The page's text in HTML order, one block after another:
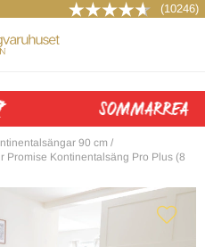
(10246)
LOGGA IN
90 cm /
Promise Kontinentalsäng Pro Plus (8